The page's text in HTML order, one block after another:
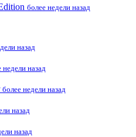
более недели назад
назад
недели назад
более недели назад
назад
назад